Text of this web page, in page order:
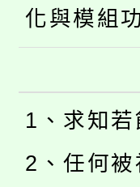
化與模組
1、求知
2、任何